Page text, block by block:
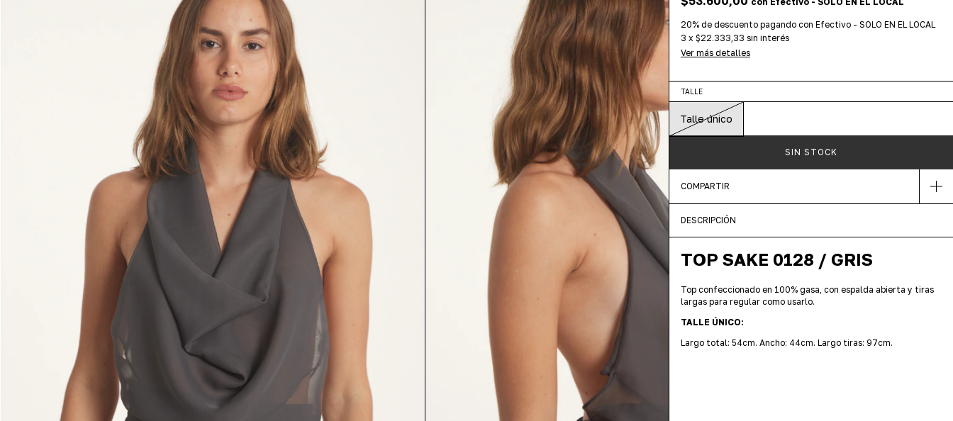
20% de descuento pagando con Efectivo - SOLO EN EL LOCAL
3 x $22.333,33 sin interés
Ver más detalles
TALLE
Talle único
COMPARTIR
DESCRIPCIÓN
TOP SAKE 0128 / GRIS
Top confeccionado en 100% gasa, con espalda abierta y tiras
largas para regular como usarlo.
TALLE ÚNICO:
Largo total: 54cm. Ancho: 44cm. Largo tiras: 97cm.